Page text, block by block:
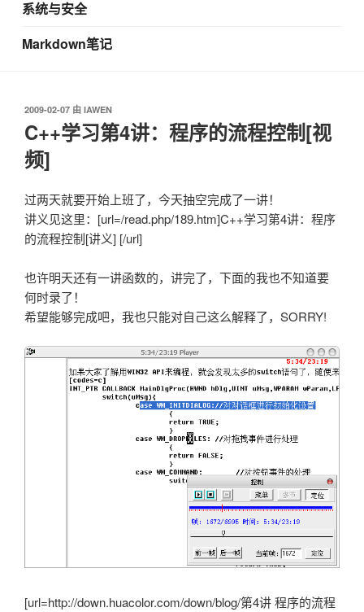
系统与安全
Markdown笔记
发
布
于
2009-02-07 由 IAWEN
C++学习第4讲：程序的流程控制[视
频]
过两天就要开始上班了，今天抽空完成了一讲！
讲义见这里：[url=/read.php/189.htm]C++学习第4讲：程序
的流程控制[讲义] [/url]
也许明天还有一讲函数的，讲完了，下面的我也不知道要
何时录了！
希望能够完成吧，我也只能对自己这么解释了，SORRY!
[url=http://down.huacolor.com/down/blog/第4讲 程序的流程